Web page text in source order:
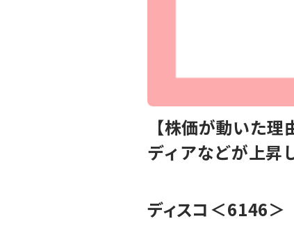
【株価が動いた
ディアなどが上昇
ディスコ ＜6146＞